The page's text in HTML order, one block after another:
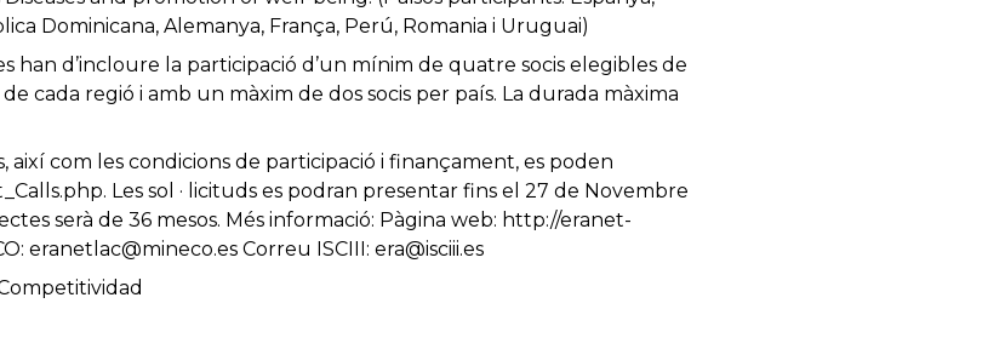
Dominicana, Alemanya, França, Perú, Romania i Uruguai)
han d’incloure la participació d’un mínim de quatre socis elegibles de
cada regió i amb un màxim de dos socis per país. La durada màxima
així com les condicions de participació i finançament, es poden
Les sol · licituds es podran presentar fins el 27 de Novembre
serà de 36 mesos. Més informació: Pàgina web: http://eranet-
eranetlac@mineco.es Correu ISCIII: era@isciii.es